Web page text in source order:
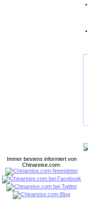
Immer bestens informiert von
Chinareise.com: